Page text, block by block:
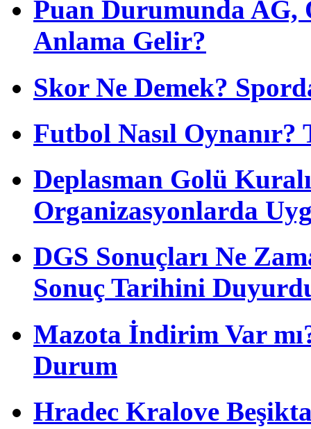
Puan Durumunda AG,
Anlama Gelir?
Skor Ne Demek?
Futbol Nasıl
Deplasman Golü
Organizasyonlarda
DGS Sonuçları Ne
Sonuç Tarihini
Mazota İndirim Var
Durum
Hradec Kralove